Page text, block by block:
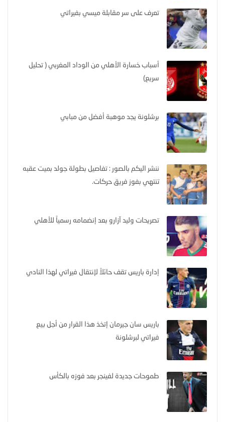
تعرف على سر مقابلة ميسي بفيراتي
أسباب خسارة الأهلي من الوداد المغربي ( تحليل
سريع)
برشلونة يجد موهبة أفضل من مبابي
ننشر اليكم بالصور : تفاصيل بطولة جولد بميت عقبه
تنتهي بفوز فريق حركات.
تصريحات وليد آزارو بعد إنضمامه رسمياً للأهلي
إدارة باريس تقف حائلاً لإنتقال فيراتي لهذا النادي
باريس سان جيرمان إتخذ هذا القرار من أجل بيع
فيراتي لبرشلونة
طموحات جديدة لفينجر بعد فوزه بالكأس